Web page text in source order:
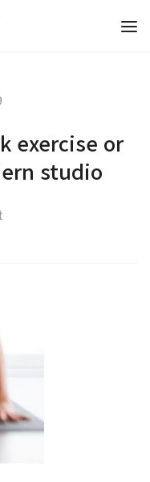
피아이 인사이트
exercise or
studio